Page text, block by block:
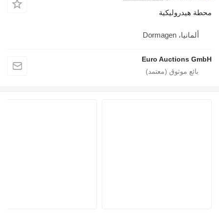
هيدروليكية
ألمانيا، Dormagen
Euro Auctions